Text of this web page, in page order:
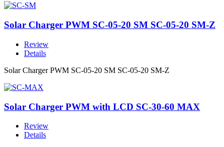
Solar Charger PWM SC-05-20 SM SC-05-20 SM-Z
Review
Details
Solar Charger PWM SC-05-20 SM SC-05-20 SM-Z
Solar Charger PWM with LCD SC-30-60 MAX
Review
Details